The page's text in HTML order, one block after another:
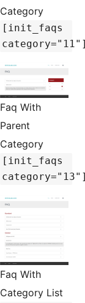
Category
[init_faqs
category="11"]
Faq With
Parent
Category
[init_faqs
category="13"]
Faq With
Category List